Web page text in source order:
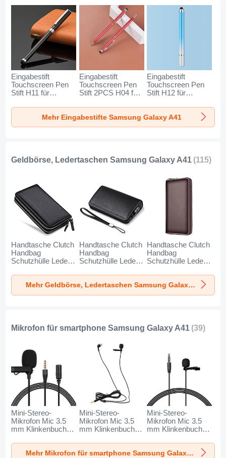
Eingabestift
Touchscreen Pen
Stift H11 für
A41 Schwarz
Eingabestift
Touchscreen Pen
Stift 2PCS H04 für
A41 Rot
Eingabestift
Touchscreen Pen
Stift H12 für
A41 Blau
Mehr Eingabestifte Samsung Galaxy A41
Geldbörse, Ledertaschen Samsung Galaxy A41 (115)
Handtasche Clutch
Handbag
Schutzhülle Leder
Samsung Galaxy
A41 Schwarz
Handtasche Clutch
Handbag
Schutzhülle Leder
Samsung Galaxy
A41 Schwarz
Handtasche Clutch
Handbag
Schutzhülle Leder
Samsung Galaxy
A41 Braun
Mehr Geldbörse, Ledertaschen Samsung Galaxy A41
Mikrofon für smartphone Samsung Galaxy A41 (39)
Mini-Stereo-
Mikrofon Mic 3.5
mm Klinkenbuchse
Galaxy A41
Schwarz
Mini-Stereo-
Mikrofon Mic 3.5
mm Klinkenbuchse
Galaxy A41
Schwarz
Mini-Stereo-
Mikrofon Mic 3.5
mm Klinkenbuchse
Galaxy A41
Schwarz
Mehr Mikrofon für smartphone Samsung Galaxy A41